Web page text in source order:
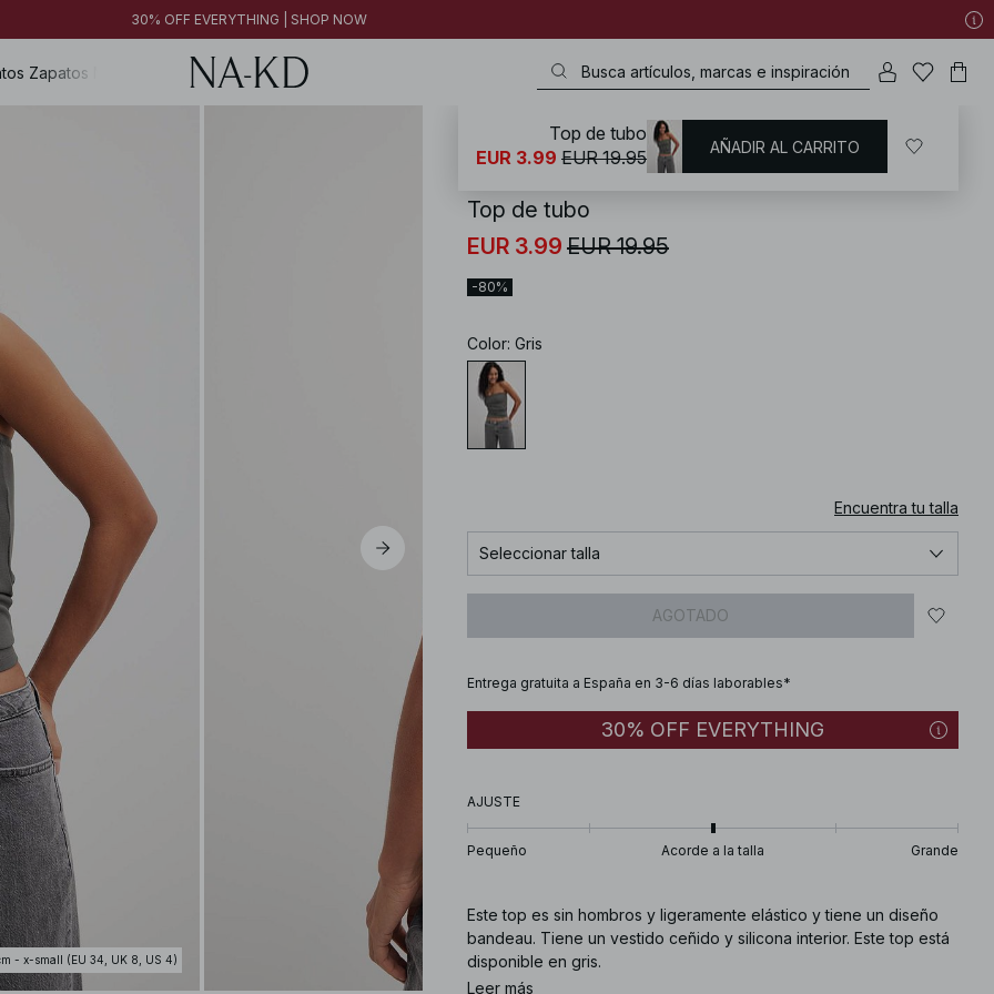
FINAL SALE | SHOP NOW
FINAL SALE | SHOP NOW
30% OFF EVERYTHING | SHOP NOW
Zapatos
- x-small (EU 34, UK 8, US 4)
NA-KD / Tops / Bandeau Tops
Top de tubo
EUR 3.99 EUR 19.95
-80%
Color: Gris
Encuentra tu talla
Seleccionar talla
AGOTADO
Entrega gratuita a España en 3-6 días laborables*
30% OFF EVERYTHING
AJUSTE
Pequeño Acorde a la talla Grande
Este top es sin hombros y ligeramente elástico y tiene un diseño
bandeau. Tiene un vestido ceñido y silicona interior. Este top está
disponible en gris.
Leer más
Top de tubo
EUR 3.99 EUR 19.95 AÑADIR AL CARRITO